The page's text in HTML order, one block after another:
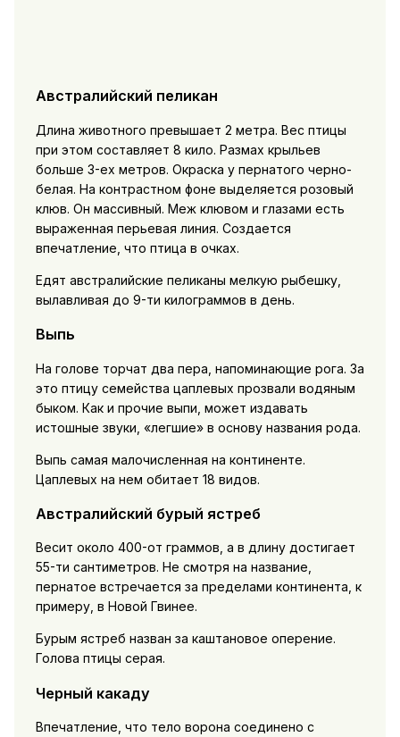
Австралийский пеликан
Длина животного превышает 2 метра. Вес птицы
при этом составляет 8 кило. Размах крыльев
больше 3-ех метров. Окраска у пернатого черно-
белая. На контрастном фоне выделяется розовый
клюв. Он массивный. Меж клювом и глазами есть
выраженная перьевая линия. Создается
впечатление, что птица в очках.
Едят австралийские пеликаны мелкую рыбешку,
вылавливая до 9-ти килограммов в день.
Выпь
На голове торчат два пера, напоминающие рога. За
это птицу семейства цаплевых прозвали водяным
быком. Как и прочие выпи, может издавать
истошные звуки, «легшие» в основу названия рода.
Выпь самая малочисленная на континенте.
Цаплевых на нем обитает 18 видов.
Австралийский бурый ястреб
Весит около 400-от граммов, а в длину достигает
55-ти сантиметров. Не смотря на название,
пернатое встречается за пределами континента, к
примеру, в Новой Гвинее.
Бурым ястреб назван за каштановое оперение.
Голова птицы серая.
Черный какаду
Впечатление, что тело ворона соединено с